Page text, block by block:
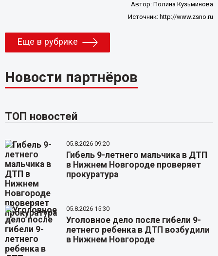
Автор:Полина Кузьминова
Источник: http://www.zsno.ru
Еще в рубрике
Новости партнёров
ТОП новостей
05.8.2026 09:20
Гибель 9-летнего мальчика в ДТП
в Нижнем Новгороде проверяет
прокуратура
05.8.2026 15:30
Уголовное дело после гибели 9-
летнего ребенка в ДТП возбудили
в Нижнем Новгороде